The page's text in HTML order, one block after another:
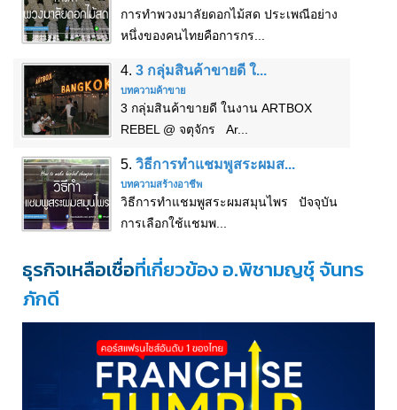
การทำพวงมาลัยดอกไม้สด ประเพณีอย่าง
หนึ่งของคนไทยคือการกร...
4. 3 กลุ่มสินค้าขายดี ใ...
บทความค้าขาย
3 กลุ่มสินค้าขายดี ในงาน ARTBOX
REBEL @ จตุจักร Ar...
5. วิธีการทำแชมพูสระผมส...
บทความสร้างอาชีพ
วิธีการทำแชมพูสระผมสมุนไพร ปัจจุบัน
การเลือกใช้แชมพ...
ธุรกิจเหลือเชื่อที่เกี่ยวข้อง อ.พิชามญชุ์ จันทร
ภักดี